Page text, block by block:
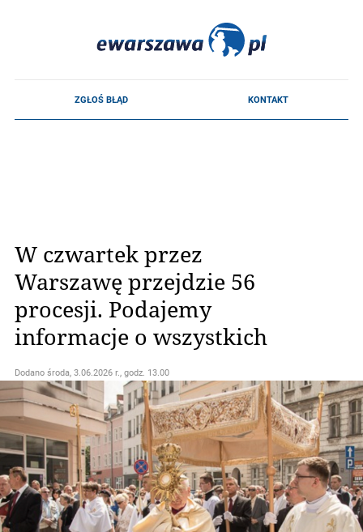
W czwartek przez
Warszawę przejdzie 56
procesji. Podajemy
informacje o wszystkich
Dodano środa, 3.06.2026 r., godz. 13.00